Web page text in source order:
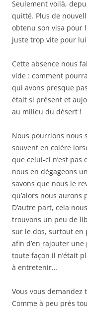
Seulement voilà,
quitté. Plus de
obtenu son visa pour
juste trop vite pour lui
Cette absence nous
vide : comment
qui avons presque
était si présent et
au milieu du désert !
Nous pourrions nous
souvent en colère
que celui-ci n’est
nous en dégageons
savons que nous le
qu’alors nous aurons
D’autre part, cela
trouvons un peu de
sur le dos, surtout en
afin d’en rajouter
toute façon il n’était
à entretenir…
Vous vous
Comme à peu près